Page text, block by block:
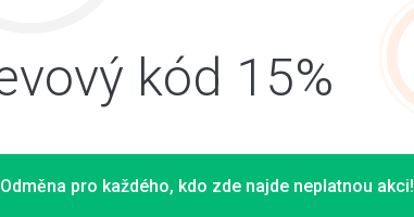
kód 15%
pro každého, kdo zde najde neplatnou akci!